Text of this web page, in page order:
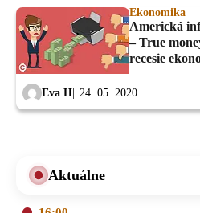
Ekonomika
Americká
– True
recesie
Eva H 24. 05. 2020
Aktuálne